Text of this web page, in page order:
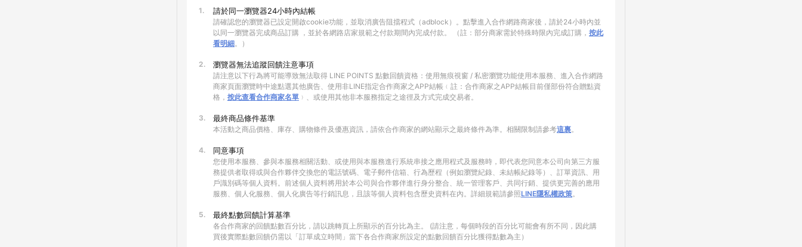
1. 請於同一瀏覽器24小時內結帳
請確認您的瀏覽器已設定開啟cookie功能，並取消廣告阻擋程式（adblock）。點擊進入合作網路商家後，請於24小時內並
以同一瀏覽器完成商品訂購 ，並於各網路店家規範之付款期間內完成付款。 （註：部分商家需於特殊時限內完成訂購， 按此
看明細。）
2. 瀏覽器無法追蹤回饋注意事項
請注意以下行為將可能導致無法取得 LINE POINTS 點數回饋資格：使用無痕視窗 / 私密瀏覽功能使用本服務、進入合作網路
商家頁面瀏覽時中途點選其他廣告、使用非LINE指定合作商家之APP結帳﹙註：合作商家之APP結帳目前僅部份符合贈點資
格， 按此查看合作商家名單 ﹚、或使用其他非本服務指定之途徑及方式完成交易者。
3. 最終商品條件基準
本活動之商品價格、庫存、購物條件及優惠資訊，請依合作商家的網站顯示之最終條件為準。相關限制請參考這裏。
4. 同意事項
您使用本服務、參與本服務相關活動、或使用與本服務進行系統串接之應用程式及服務時，即代表您同意本公司向第三方服
務提供者取得或與合作夥伴交換您的電話號碼、電子郵件信箱、行為歷程（例如瀏覽紀錄、未結帳紀錄等）、訂單資訊、用
戶識別碼等個人資料。前述個人資料將用於本公司與合作夥伴進行身分整合、統一管理客戶、共同行銷、提供更完善的應用
服務、個人化服務、個人化廣告等行銷訊息，且該等個人資料包含歷史資料在內。詳細規範請參照LINE隱私權政策。
5. 最終點數回饋計算基準
各合作商家的回饋點數百分比，請以跳轉頁上所顯示的百分比為主。 (請注意，每個時段的百分比可能會有所不同，因此購
買後實際點數回饋仍需以「訂單成立時間」當下各合作商家所設定的點數回饋百分比獲得點數為主）